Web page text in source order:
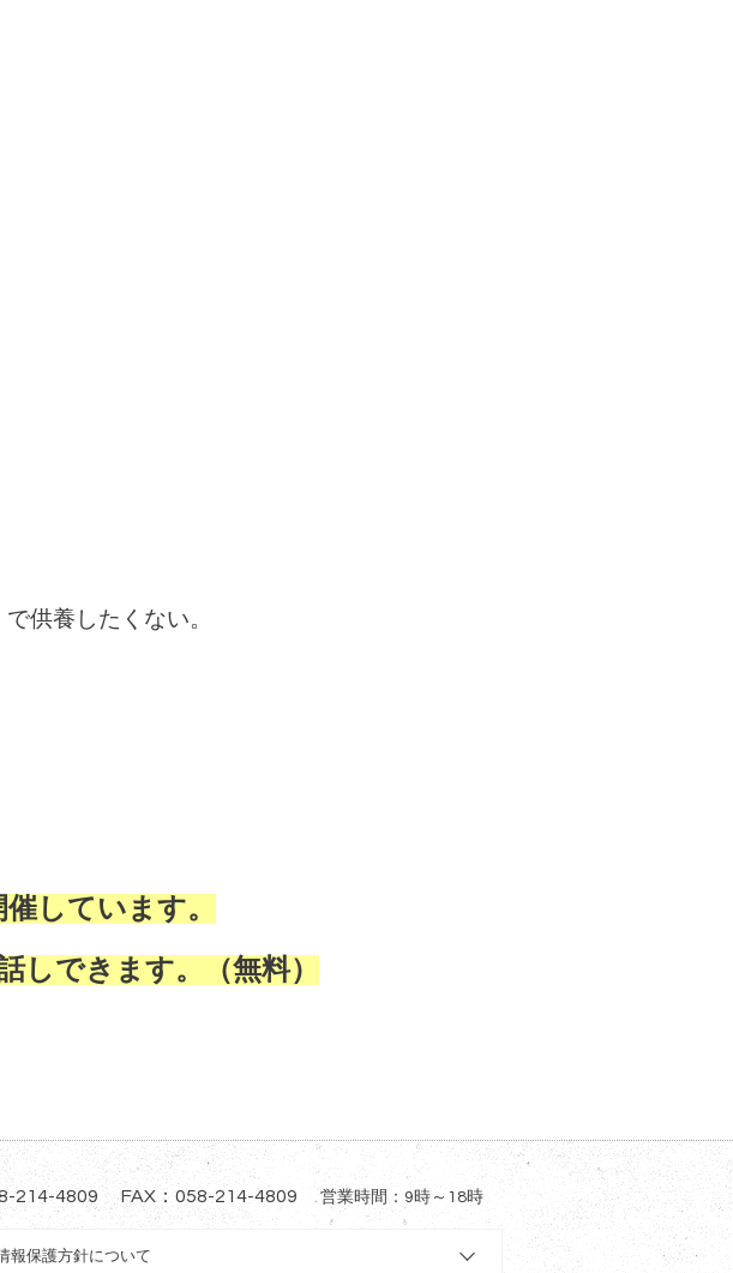
供養したくない。
しています。
しできます。（無料）
214-4809 FAX：058-214-4809 営業時間：9時～18時
報保護方針について